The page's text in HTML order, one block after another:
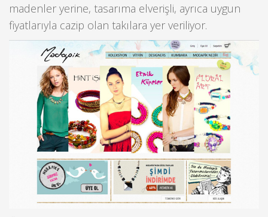
madenler yerine, tasarıma elverişli, ayrıca uygun
fiyatlarıyla cazip olan takılara yer veriliyor.